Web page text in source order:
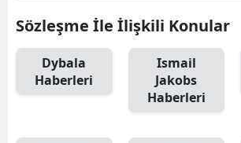
Sözleşme İle İlişkili Konular
Dybala
Haberleri
Ismail
Jakobs
Haberleri